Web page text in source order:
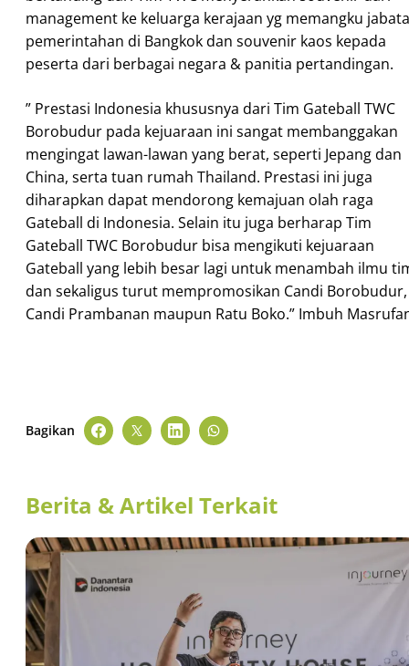
management ke keluarga kerajaan yg memangku
pemerintahan di Bangkok dan souvenir kaos kepada
peserta dari berbagai negara & panitia pertandingan.
” Prestasi Indonesia khususnya dari Tim Gateball TWC
Borobudur pada kejuaraan ini sangat membanggakan
mengingat lawan-lawan yang berat, seperti Jepang dan
China, serta tuan rumah Thailand. Prestasi ini juga
diharapkan dapat mendorong kemajuan olah raga
Gateball di Indonesia. Selain itu juga berharap Tim
Gateball TWC Borobudur bisa mengikuti kejuaraan
Gateball yang lebih besar lagi untuk menambah ilmu
dan sekaligus turut mempromosikan Candi Borobudur,
Candi Prambanan maupun Ratu Boko.” Imbuh
Bagikan
Berita & Artikel Terkait